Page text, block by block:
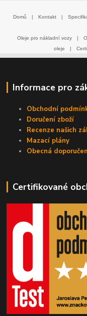
Domů | Kontakt |
Oleje pro nákladní vozy
|
oleje
|
Informace pro
Obchodní
Doručení zboží
Recenze našich
Mazací plány
Obecná
Certifikované